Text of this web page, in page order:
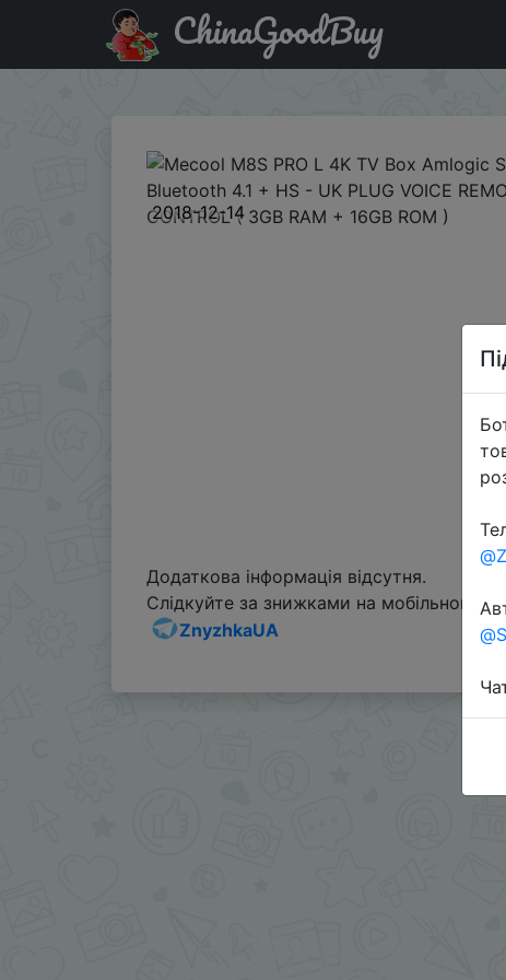
Промокод на знижку GBAFFYL199 Mecool M8S PRO L 4K
ChinaGoodBuy
2018-12-14
Додаткова інформація відсутня.
Слідкуйте за знижками на мобільному, в
ZnyzhkaUA